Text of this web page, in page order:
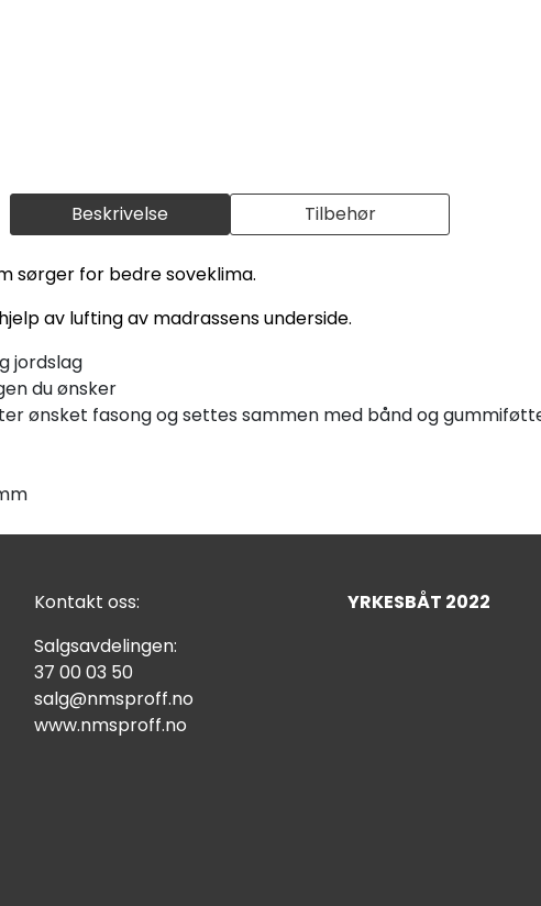
Beskrivelse Tilbehør
sørger for bedre soveklima.
av lufting av madrassens underside.
jordslag
du ønsker
ønsket fasong og settes sammen med bånd og
Kontakt oss:
Salgsavdelingen:
37 00 03 50
salg@nmsproff.no
www.nmsproff.no
YRKESBÅT 2022